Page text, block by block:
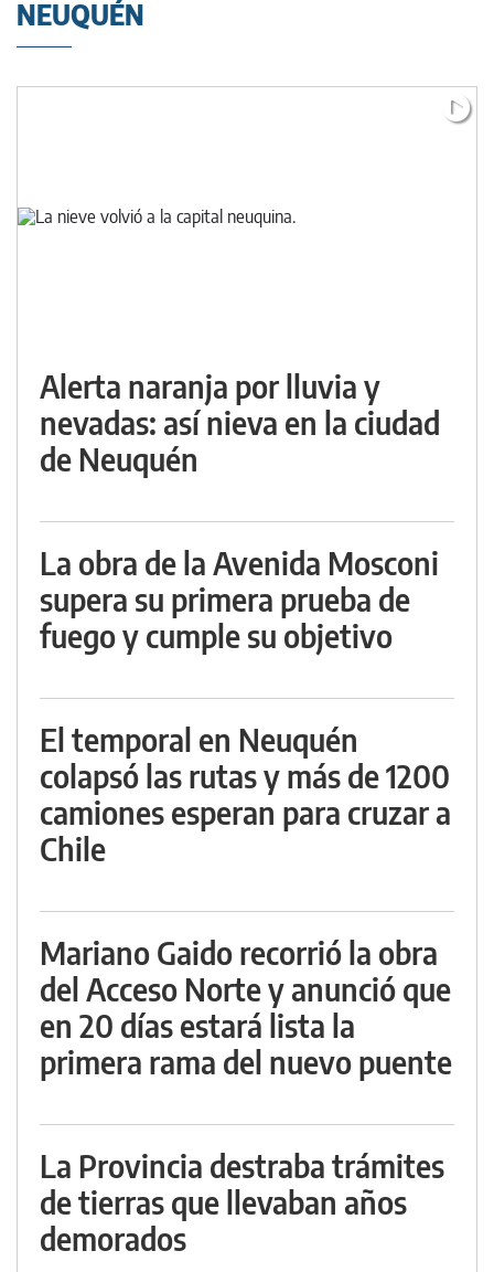
NEUQUÉN
Alerta naranja por lluvia y
nevadas: así nieva en la ciudad
de Neuquén
La obra de la Avenida Mosconi
supera su primera prueba de
fuego y cumple su objetivo
El temporal en Neuquén
colapsó las rutas y más de 1200
camiones esperan para cruzar a
Chile
Mariano Gaido recorrió la obra
del Acceso Norte y anunció que
en 20 días estará lista la
primera rama del nuevo puente
La Provincia destraba trámites
de tierras que llevaban años
demorados